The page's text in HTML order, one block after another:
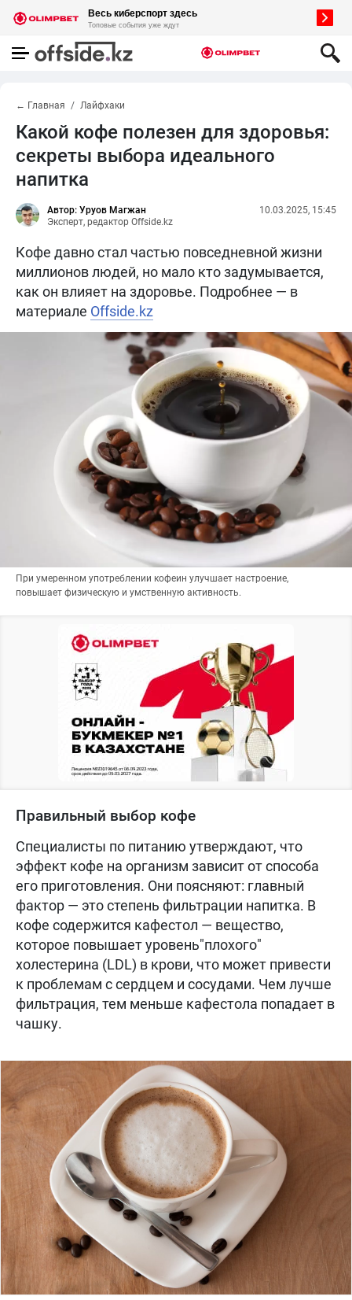
← Главная Лайфхаки
Какой кофе полезен для здоровья:
секреты выбора идеального
напитка
Автор: Уруов Магжан
Эксперт, редактор Offside.kz
10.03.2025, 15:45
Кофе давно стал частью повседневной жизни
миллионов людей, но мало кто задумывается,
как он влияет на здоровье. Подробнее — в
материале Offside.kz
При умеренном употреблении кофеин улучшает настроение,
повышает физическую и умственную активность.
Правильный выбор кофе
Специалисты по питанию утверждают, что
эффект кофе на организм зависит от способа
его приготовления. Они поясняют: главный
фактор — это степень фильтрации напитка. В
кофе содержится кафестол — вещество,
которое повышает уровень"плохого"
холестерина (LDL) в крови, что может привести
к проблемам с сердцем и сосудами. Чем лучше
фильтрация, тем меньше кафестола попадает в
чашку.